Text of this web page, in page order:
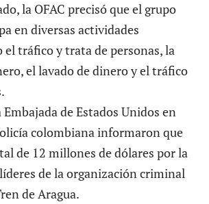
la OFAC precisó que el grupo
en diversas actividades
el tráfico y trata de personas, la
el lavado de dinero y el tráfico
de Estados Unidos en
colombiana informaron que
de 12 millones de dólares por la
de la organización criminal
de Aragua.